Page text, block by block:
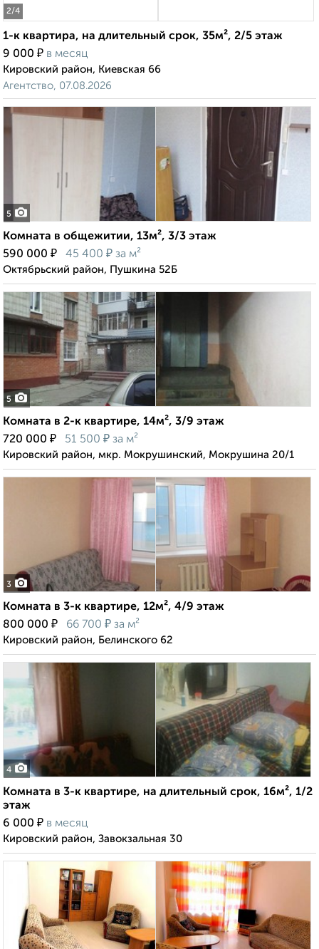
2/4
1-к квартира, на длительный срок, 35м², 2/5 этаж
9 000 ₽ в месяц
Кировский район, Киевская 66
Агентство, 07.08.2026
5
Комната в общежитии, 13м², 3/3 этаж
590 000 ₽ 45 400 ₽ за м²
Октябрьский район, Пушкина 52Б
5
Комната в 2-к квартире, 14м², 3/9 этаж
720 000 ₽ 51 500 ₽ за м²
Кировский район, мкр. Мокрушинский, Мокрушина 20/1
3
Комната в 3-к квартире, 12м², 4/9 этаж
800 000 ₽ 66 700 ₽ за м²
Кировский район, Белинского 62
4
Комната в 3-к квартире, на длительный срок, 16м², 1/2
этаж
6 000 ₽ в месяц
Кировский район, Завокзальная 30